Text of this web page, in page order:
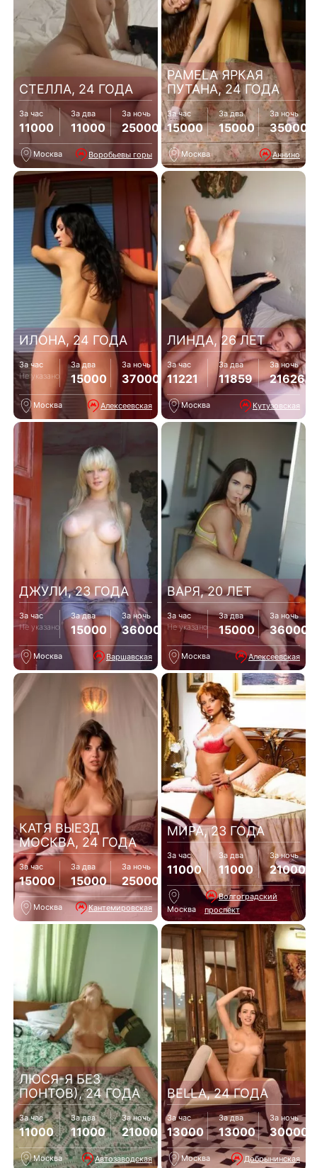
СТЕЛЛА, 24 ГОДА
За час
11000
За два
11000
За ночь
25000
Москва Воробьевы горы
PAMELA ЯРКАЯ
ПУТАНА, 24 ГОДА
За час
15000
За два
15000
За ночь
35000
Москва Аннино
ИЛОНА, 24 ГОДА
За час
Не указано
За два
15000
За ночь
37000
Москва Алексеевская
ЛИНДА, 26 ЛЕТ
За час
11221
За два
11859
За ночь
21626
Москва Кутузовская
ДЖУЛИ, 23 ГОДА
За час
Не указано
За два
15000
За ночь
36000
Москва Варшавская
ВАРЯ, 20 ЛЕТ
За час
Не указано
За два
15000
За ночь
36000
Москва Алексеевская
КАТЯ ВЫЕЗД
МОСКВА, 24 ГОДА
За час
15000
За два
15000
За ночь
25000
Москва Кантемировская
МИРА, 23 ГОДА
За час
11000
За два
11000
За ночь
21000
Москва
Волгоградский
проспект
ЛЮСЯ-Я БЕЗ
ПОНТОВ), 24 ГОДА
За час
11000
За два
11000
За ночь
21000
Москва Автозаводская
BELLA, 24 ГОДА
За час
13000
За два
13000
За ночь
30000
Москва Добрынинская